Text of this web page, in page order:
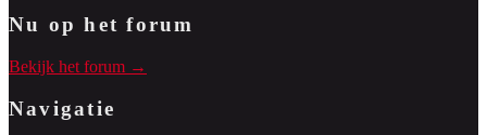
Nu op het forum
Bekijk het forum →
Navigatie